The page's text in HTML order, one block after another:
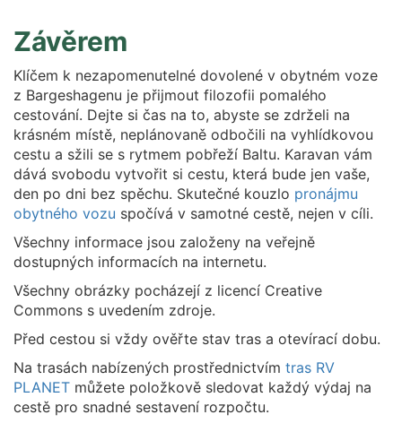
Závěrem
Klíčem k nezapomenutelné dovolené v obytném voze
z Bargeshagenu je přijmout filozofii pomalého
cestování. Dejte si čas na to, abyste se zdrželi na
krásném místě, neplánovaně odbočili na vyhlídkovou
cestu a sžili se s rytmem pobřeží Baltu. Karavan vám
dává svobodu vytvořit si cestu, která bude jen vaše,
den po dni bez spěchu. Skutečné kouzlo pronájmu
obytného vozu spočívá v samotné cestě, nejen v cíli.
Všechny informace jsou založeny na veřejně
dostupných informacích na internetu.
Všechny obrázky pocházejí z licencí Creative
Commons s uvedením zdroje.
Před cestou si vždy ověřte stav tras a otevírací dobu.
Na trasách nabízených prostřednictvím tras RV
PLANET můžete položkově sledovat každý výdaj na
cestě pro snadné sestavení rozpočtu.